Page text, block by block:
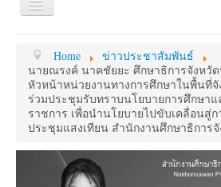
Toggle
หน่วยงานภายใน
ดาวน์โหลด
กระดา
ข้อมูลการติดต่อ
Home
ข่าวประชาสัมพันธ์
นายณรงค์ นาคชัยยะ ศึกษาธิการจังหวั
หัวหน้าหน่วยงานทางการศึกษาในพื้นที่จั
ร่วมประชุมรับทราบนโยบายการศึกษาแ
ราชการ เพื่อนำนโยบายไปขับเคลื่อนสู่
ประชุมแสงเทียน สำนักงานศึกษาธิการ